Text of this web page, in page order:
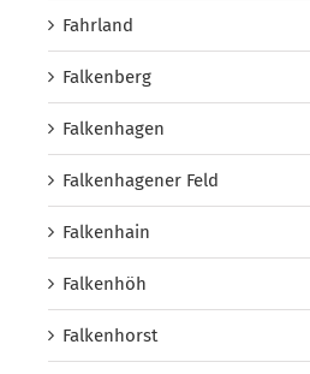
Fahrland
Falkenberg
Falkenhagen
Falkenhagener Feld
Falkenhain
Falkenhöh
Falkenhorst